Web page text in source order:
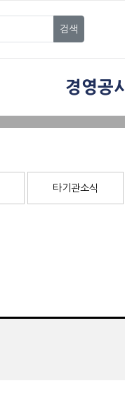
검색
경영공시
타기관소식